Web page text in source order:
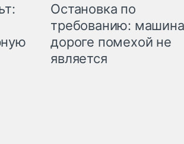
Остановка по
требованию:
дороге помехой не
является